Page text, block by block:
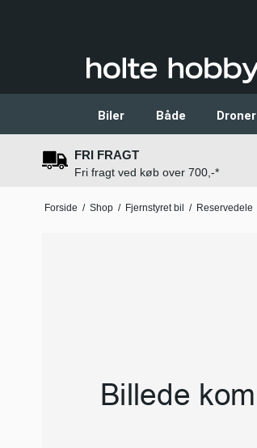
Biler Både Droner
FRI FRAGT
Fri fragt ved køb over 700,-*
Forside / Shop / Fjernstyret bil / Reservedele